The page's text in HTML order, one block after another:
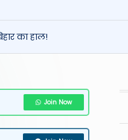
का हाल!
Join Now